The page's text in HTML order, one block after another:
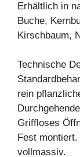
Erhältlich in
Buche,
Kirschbaum,
Technische
rein
Griffloses
Fest
vollmassiv.